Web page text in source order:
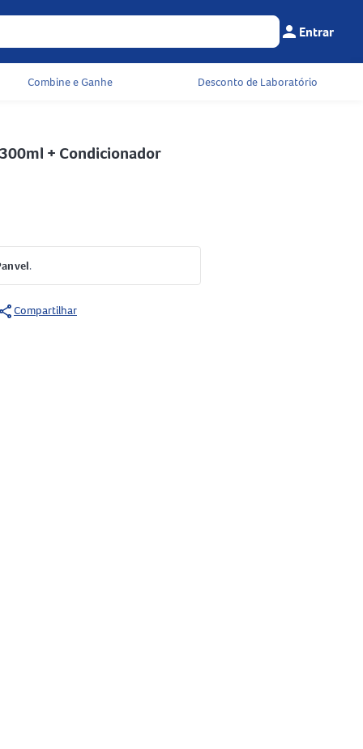
Menu do
person Entrar
Combine e Ganhe Desconto de Laboratório
+ Condicionador
.
shareCompartilhar